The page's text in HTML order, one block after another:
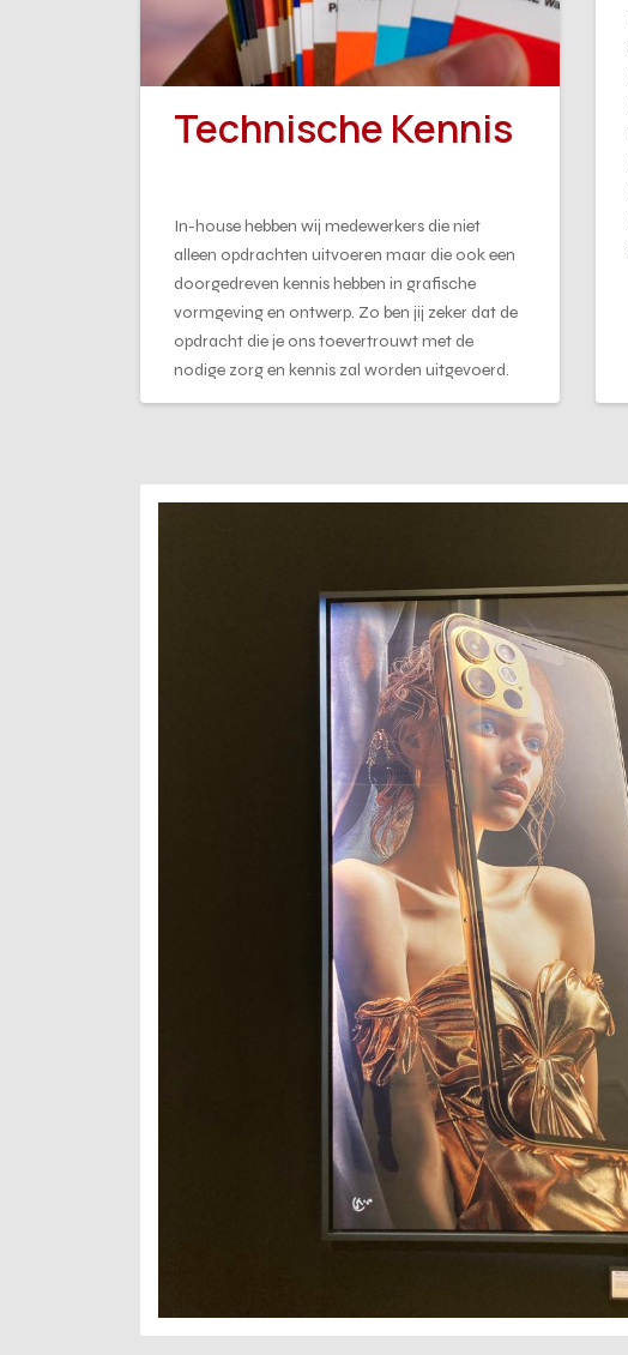
Technische Kennis
In-house hebben wij medewerkers die niet
alleen opdrachten uitvoeren maar die ook een
doorgedreven kennis hebben in grafische
vormgeving en ontwerp. Zo ben jij zeker dat de
opdracht die je ons toevertrouwt met de
nodige zorg en kennis zal worden uitgevoerd.